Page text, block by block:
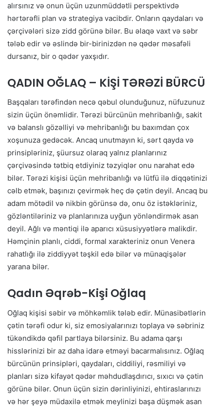
alırsınız və onun üçün uzunmüddətli perspektivdə
hərtərəfli plan və strategiya vacibdir. Onların qaydaları və
çərçivələri sizə zidd görünə bilər. Bu əlaqə vaxt və səbr
tələb edir və əslində bir-birinizdən nə qədər məsafəli
dursanız, bir o qədər yaxşıdır.
QADIN OĞLAQ – KİŞİ TƏRƏZİ BÜRCÜ
Başqaları tərəfindən necə qəbul olunduğunuz, nüfuzunuz
sizin üçün önəmlidir. Tərəzi bürcünün mehribanlığı, sakit
və balanslı gözəlliyi və mehribanlığı bu baxımdan çox
xoşunuza gedəcək. Ancaq unutmayın ki, sərt qayda və
prinsipləriniz, şüursuz olaraq yalnız planlarınız
çərçivəsində tətbiq etdiyiniz təzyiqlər onu narahat edə
bilər. Tərəzi kişisi üçün mehribanlığı və lütfü ilə diqqətinizi
cəlb etmək, başınızı çevirmək heç də çətin deyil. Ancaq bu
adam mötədil və nikbin görünsə də, onu öz istəkləriniz,
gözləntiləriniz və planlarınıza uyğun yönləndirmək asan
deyil. Ağlı və məntiqi ilə aparıcı xüsusiyyətlərə malikdir.
Həmçinin planlı, ciddi, formal xarakteriniz onun Venera
rahatlığı ilə ziddiyyət təşkil edə bilər və münaqişələr
yarana bilər.
Qadın Əqrəb-Kişi Oğlaq
Oğlaq kişisi səbir və möhkəmlik tələb edir. Münasibətlərin
çətin tərəfi odur ki, siz emosiyalarınızı toplaya və səbriniz
tükəndikdə qəfil partlaya bilərsiniz. Bu adama qarşı
hisslərinizi bir az daha idarə etməyi bacarmalısınız. Oğlaq
bürcünün prinsipləri, qaydaları, ciddiliyi, rəsmiliyi və
planları sizə kifayət qədər məhdudlaşdırıcı, sıxıcı və çətin
görünə bilər. Onun üçün sizin dərinliyinizi, ehtiraslarınızı
və hər şeyə müdaxilə etmək meylinizi başa düşmək asan